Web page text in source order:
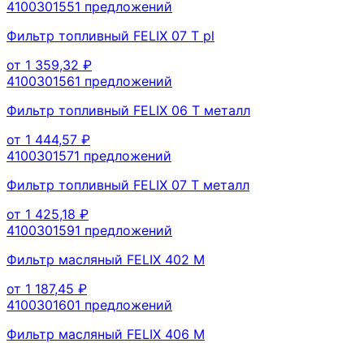
4100301551 предложений
Фильтр топливный FELIX 07 T pl
от 1 359,32 ₽
4100301561 предложений
Фильтр топливный FELIX 06 T металл
от 1 444,57 ₽
4100301571 предложений
Фильтр топливный FELIX 07 T металл
от 1 425,18 ₽
4100301591 предложений
Фильтр масляный FELIX 402 М
от 1 187,45 ₽
4100301601 предложений
Фильтр масляный FELIX 406 М